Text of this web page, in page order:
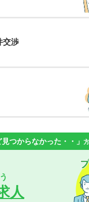
交渉
見つからなかった・・」
人